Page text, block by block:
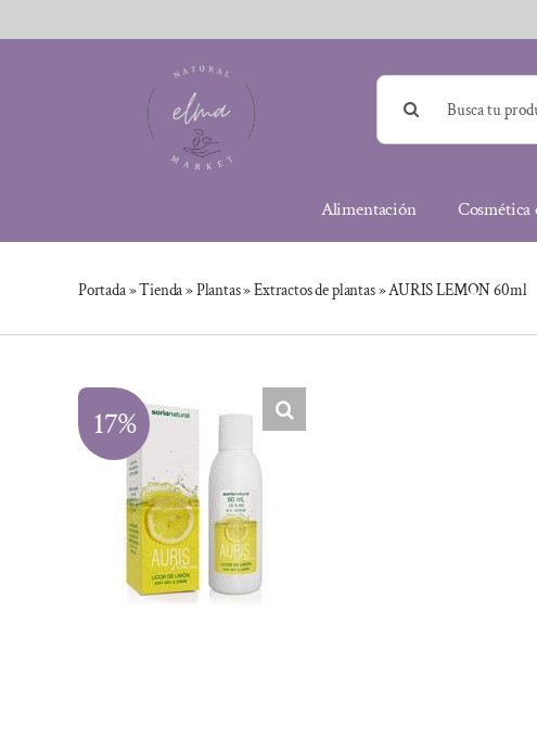
al
Buscar:
Alimentación
Portada»Tienda»Plantas»Extractos de plantas»AURIS LEMON 60ml
17%